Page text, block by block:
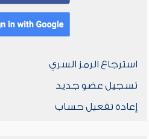
استرجاع الرمز السري
تسجيل عضو جديد
إعادة تفعيل حساب